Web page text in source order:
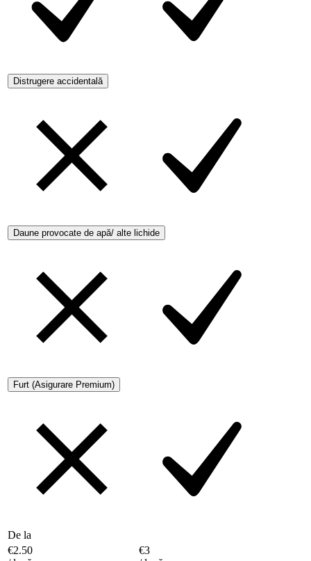
Distrugere accidentală
Daune provocate de apă/ alte lichide
Furt (Asigurare Premium)
De la
€2.50
€3